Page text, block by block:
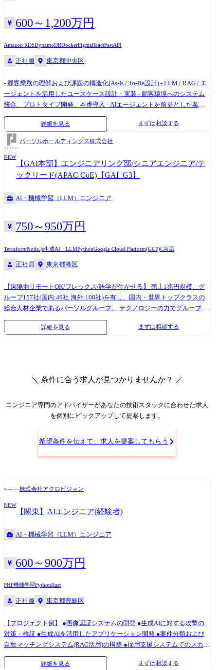
の確立を目指しています。
ームワーク(FW)を活用ノウハウの習得 ・実際のSI/開発現場への生産性向
上支援や技術課題解決 参考:関連する取り組み ●生成AIを活用し、システ
行・静銀ITソリューション・日立による、オープン勘定系システム開発
https://www.hitachi.co.jp/New/cnews/month/2024/10/1015.html 配属組織名
デジタルサービスビジネスユニット(金融システム) 金融BU戦略本部 金融
AX推進センタ 配属組織について(概要・ミッション) 金融AX推進センタ
は、日立製作所 金融BU戦略本部に属し、金融機関のお客さま向けに事業
企画を進めるチームです。お客さまのニーズや市場動向をふまえ、テク
ノロジーを活用した戦略的な企画・提案を推進しています。 特に、生成
AIを社外のお客さま向けだけでなく日立社内の業務にも活用し、業務効
率化を実現する第一人者をめざしています。AI時代において、システム
開発やSI(システムインテグレーション)にAI技術を活用し、開発のあり方
そのものを革新していくことで、新たな業務スタイルやビジネスモデル
の確立を目指しています。
600～1,200万円
Amazon RDSDynamoDBDockerFigmaReactFastAPI
正社員 東京都中央区
- 顧客業務の理解および課題の構造化(As-Is / To-Be設計) - LLM / RAG / エ
ージェントを活用したユースケース設計・実装 - 顧客環境へのシステム
統合、プロトタイプ開発、本番導入 - AIエージェントを前提とした業務
プロセスの改善 - AIガバナンスや品質担保の仕組みの設計・実装 - 統計的
手法や機械学習・生成AIを用いたアルゴリズムの構築 プロジェクト例 AI
ネイティブ新規事業の立ち上げ 大手人材系企業様と共同で、AIエージェ
ントを活用した新規事業開発を実施。 キャリアアドバイザーの面談やマ
ッチングといった労働集約的な業務をAIエージェントが代替すること
で、求職者体験や労働生産性の向上を目指したプロジェクト。 中期経営
計画の注力テーマのひとつとして、次世代の事業モデルの構築を行って
1,500店舗の店舗スタッフが担うバックオフィス業務(在庫調整・売上レ
を構築。店舗スタッフが顧客対応に集中できる環境を実現し、在庫調整
業務75%削減・レポーティング品質の標準化を達成。 入社時にお任せし
終わらせず、業務定着するまで継続改善する支援 開発環境 - 主な技術ス
レームワーク: PydanticAI, OpenAI Agents SDK, Claude Agent SDK, Vercel
AI SDK, Mastra - LLM: Claude, GPT, Gemini - AWS: Bedrock, Lambda, Step
Functions, ECS/Fargate, Aurora, DynamoDB, S3, API Gateway, SQS - GCP:
Vertex AI, Cloud Run, Firebase(Auth, Hosting, Firestore), Cloud Storage,
Pub/Sub - コミュニケーション: Slack, Google Meet - コラボレーション:
詳細を見る まずは相談する
パーソルホールディングス株式会社
NEW
【GAI本部】エンジニアリング部/シニアエンジニア/テ
ックリード(APAC CoE)【GAI_G3】
AI・機械学習（LLM）エンジニア
750～950万円
TerraformNode.js生成AI・LLMPythonGoogle Cloud Platform(GCP)C言語
正社員 東京都港区
【遠隔地リモートOK/フレックス/語学が生かせる】 売上1兆円規模、グ
ループ157社(国内:49社 海外:108社)を有し、国内・世界トップクラスの
総合人材企業であるパーソルグループ。 テクノロジーの力でグループビ
ジョン「はたらいて、笑おう。」を実現することをミッションに、サー
ビスの進化や、グループの生産性・競争力の向上、社員の働く環境の良
がら、APAC CoE(Center of Excellence)としてAPACエリアのプロダクト開
ックリードとして、エンジニアリングマネージャーと技術的責任を分担
しつつ、GCP ベースの社内エコシステムを通じて、採用戦略をスケーラ
要件とエンジニアリング実装の橋渡し役として、AI 駆動型ツールが高い
アーキテクチャ整合性を保って構築されるようリードします。 業務時間
配分の目安は、60〜70% を技術設計・コーディング、30〜40% を開発チ
●主な業務内容 ・技術ロードマップの実行 エンジニアリングマネージャ
スプリントに分解・推進する ・アーキテクチャ設計・技術設計 AI/自動
ール化・スケーラブルであり、GCP のベストプラクティスに沿っている
を通じて高品質かつ本番利用可能なコードを実現する ・リソース/技術的
持続可能で健全な開発スピードを維持する ・ステークホルダー要求の整
理・翻訳 非技術系リーダーからのビジネス要件を技術仕様に落とし込
み、各機能の「なぜ必要か」を開発チームに明確に伝える ・システム健
全性の担保 社内ツールのセキュリティ・スケーラビリティ・コスト効率
を確保し、高水準な CI/CD および DevOps を維持する ●募集部門 グルー
プAI本部 エンジニアリング部 ●担当職種の変更範囲:会社の定める職種
詳細を見る まずは相談する
＼ 条件に合う求人が見つかりませんか？ ／
エンジニア専門のアドバイザーがあなたの技術スタックに合わせた求人
を個別にピックアップして提案します。
希望条件を伝えて、求人を提案してもらう
株式会社アクロビジョン
NEW
【関東】AIエンジニア(経験者)
AI・機械学習（LLM）エンジニア
600～900万円
PHP機械学習PythonRust
正社員 東京都豊島区
【プロジェクト例】 ●画像認証システムの開発 ●生成AIに対する攻撃の
対策・検証 ●生成AIを活用したアプリケーション開発 ●案件分類および
自動マッチングシステム(RAG活用)の構築 ●採用支援システムでのスカウ
ト文章自動生成ツールの開発 ●ChatGPTやClaudeなどLLMを活用したチ
ャットポットや情報要約システムの構築 ●Rust/Java/Go/C#などを用いた
詳細を見る まずは相談する